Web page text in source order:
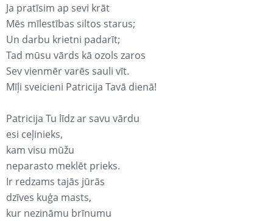
Ja pratīsim ap sevi krāt
Mēs mīlestības siltos starus;
Un darbu krietni padarīt;
Tad mūsu vārds kā ozols zaros
Sev vienmēr varēs sauli vīt.
Mīļi sveicieni Patricija Tavā dienā!
Patricija Tu līdz ar savu vārdu
esi ceļinieks,
kam visu mūžu
neparasto meklēt prieks.
Ir redzams tajās jūrās
dzīves kuģa masts,
kur nezināmu brīnumu